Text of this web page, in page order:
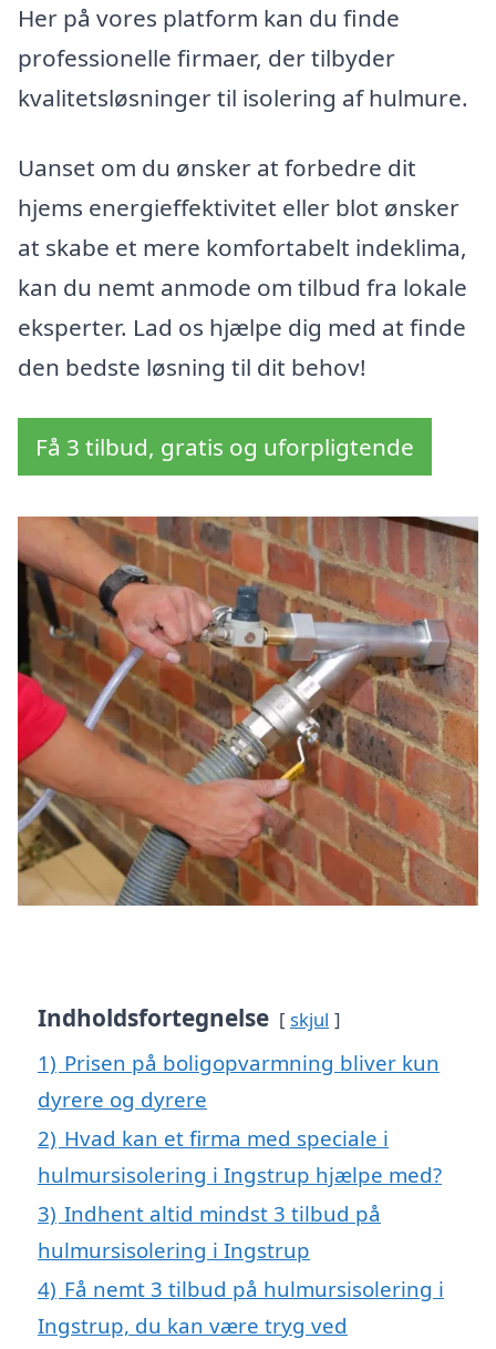
Her på vores platform kan du finde
professionelle firmaer, der tilbyder
kvalitetsløsninger til isolering af hulmure.
Uanset om du ønsker at forbedre dit
hjems energieffektivitet eller blot ønsker
at skabe et mere komfortabelt indeklima,
kan du nemt anmode om tilbud fra lokale
eksperter. Lad os hjælpe dig med at finde
den bedste løsning til dit behov!
Få 3 tilbud, gratis og uforpligtende
Indholdsfortegnelse skjul
1) Prisen på boligopvarmning bliver kun
dyrere og dyrere
2) Hvad kan et firma med speciale i
hulmursisolering i Ingstrup hjælpe med?
3) Indhent altid mindst 3 tilbud på
hulmursisolering i Ingstrup
4) Få nemt 3 tilbud på hulmursisolering i
Ingstrup, du kan være tryg ved